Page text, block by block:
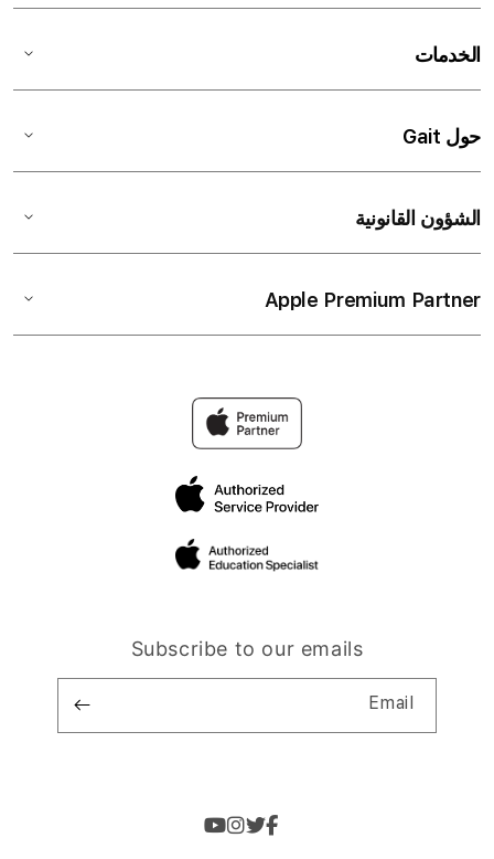
الخدمات
حول Gait
الشؤون القانونية
Apple Premium Partner
Subscribe to our emails
Email